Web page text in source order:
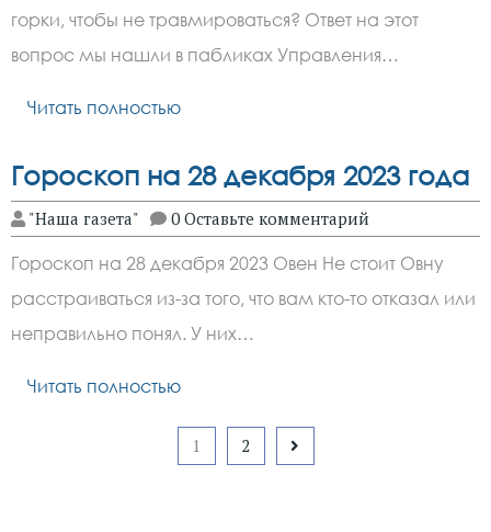
горки, чтобы не травмироваться? Ответ на этот
вопрос мы нашли в пабликах Управления…
Читать полностью
Гороскоп на 28 декабря 2023 года
"Наша газета" 0 Оставьте комментарий
Гороскоп на 28 декабря 2023 Овен Не стоит Овну
расстраиваться из-за того, что вам кто-то отказал или
неправильно понял. У них…
Читать полностью
1 2